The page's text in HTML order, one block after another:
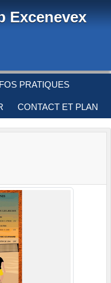
Excenevex
PRATIQUES
CONTACT ET PLAN